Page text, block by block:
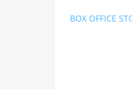
BOX OFFICE